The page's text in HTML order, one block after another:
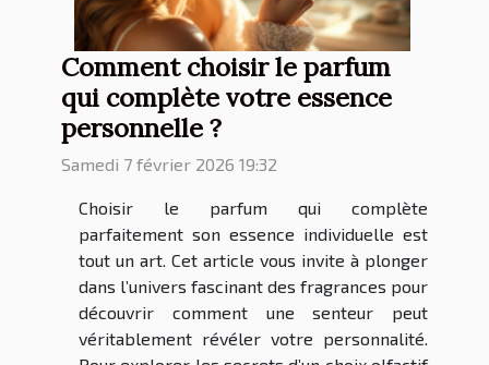
Comment choisir le parfum
qui complète votre essence
personnelle ?
Samedi 7 février 2026 19:32
Choisir le parfum qui complète
parfaitement son essence individuelle est
tout un art. Cet article vous invite à plonger
dans l’univers fascinant des fragrances pour
découvrir comment une senteur peut
véritablement révéler votre personnalité.